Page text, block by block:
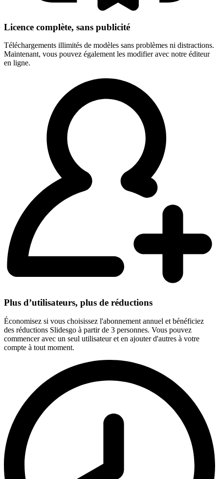
Licence complète, sans publicité
Téléchargements illimités de modèles sans problèmes ni distractions.
Maintenant, vous pouvez également les modifier avec notre éditeur
en ligne.
Plus d’utilisateurs, plus de réductions
Économisez si vous choisissez l'abonnement annuel et bénéficiez
des réductions Slidesgo à partir de 3 personnes. Vous pouvez
commencer avec un seul utilisateur et en ajouter d'autres à votre
compte à tout moment.